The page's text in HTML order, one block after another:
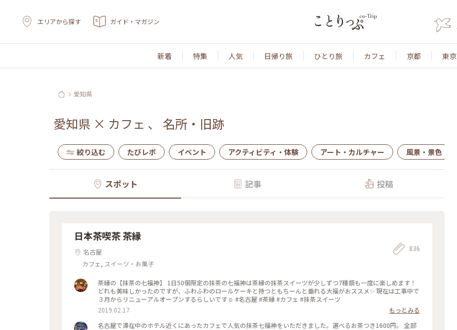
エリアから探す ガイド・マガジン
新着 特集 人気 日帰り旅 ひとり旅 カフェ 京都 東京
愛知県
愛知県 × カフェ 、 名所・旧跡
絞り込む たびレポ イベント アクティビティ・体験 アート・カルチャー 風景・景色
スポット 記事 投稿
日本茶喫茶 茶縁
名古屋
カフェ, スイーツ・お菓子
836
茶縁の【抹茶の七福神】 1日50個限定の抹茶の七福神は茶縁の抹茶スイーツが少しずつ7種類も一度に楽しめます！
どれも美味しかったのですが、ふわふわのロールケーキと持つともちーんと垂れる大福がおススメ✨ 現在は工事中で
３月からリニューアルオープンするらしいです☺️ #名古屋 #茶縁 #カフェ #抹茶スイーツ
2019.02.17
もっとみる
名古屋で滞在中のホテル近くにあったカフェで人気の抹茶七福神をいただきました。選べるお茶つき1600円。 全部